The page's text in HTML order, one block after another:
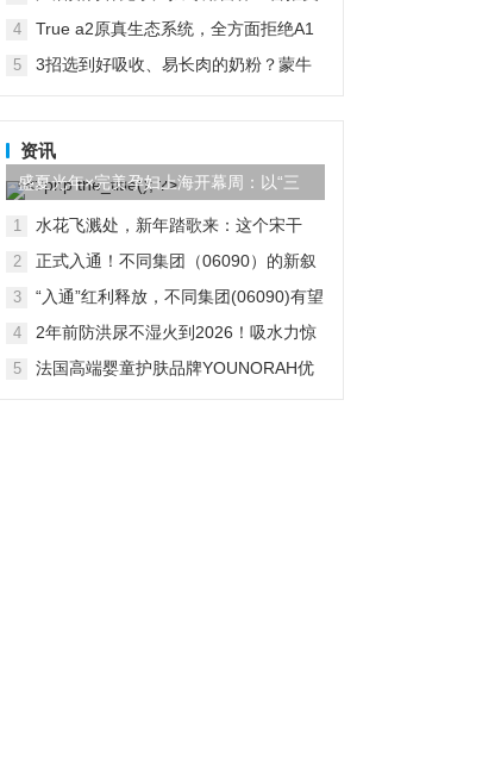
4
True a2原真生态系统，全方面拒绝A1
5
3招选到好吸收、易长肉的奶粉？蒙牛
资讯
盛夏光年×完美孕妇上海开幕周：以“三
重之光”重塑孕潮时代，让...
1
水花飞溅处，新年踏歌来：这个宋干
2
正式入通！不同集团（06090）的新叙
3
“入通”红利释放，不同集团(06090)有望
4
2年前防洪尿不湿火到2026！吸水力惊
5
法国高端婴童护肤品牌YOUNORAH优